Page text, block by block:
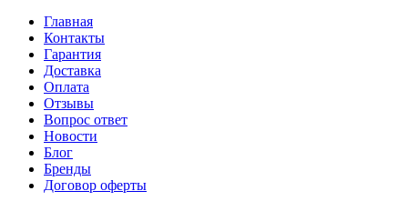
Главная
Контакты
Гарантия
Доставка
Оплата
Отзывы
Вопрос ответ
Новости
Блог
Бренды
Договор оферты